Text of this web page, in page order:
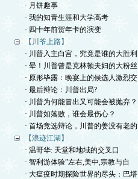
· 月饼趣事
· 我的知青生涯和大学高考
· 四十年前贺年卡的演变
【川爷上路】
· 川普入主白宫，究竟是谁的大胜利
· 晕！川普曾是克林顿夫妇的大粉丝
· 原形毕露：晚宴上的候选人激烈交
· 最后辩论：川普出局?
· 川普为何能冒出又可能会被抛弃？
· 川普如落败，谁会最伤心？
· 首场竞选辩论，川普的姜没有老的
【浪迹江湖】
· 温哥华: 天堂和地域的交叉口
· 智利游体验”左右,美中,宗教与自
· 大瘟疫时期探险世界的尽头：巴塔